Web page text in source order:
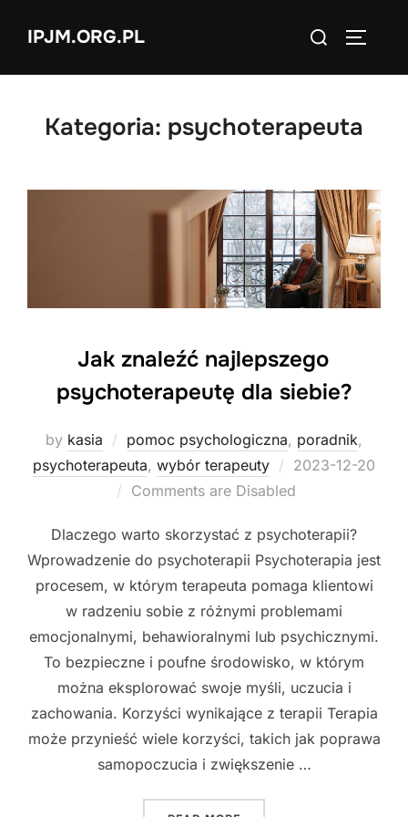
IPJM.ORG.PL
Search
Kategoria: psychoterapeuta
Jak znaleźć najlepszego
psychoterapeutę dla siebie?
by kasia pomoc psychologiczna, poradnik,
psychoterapeuta, wybór terapeuty
Posted
on
2023-12-20
Comments are Disabled
Dlaczego warto skorzystać z psychoterapii?
Wprowadzenie do psychoterapii Psychoterapia jest
procesem, w którym terapeuta pomaga klientowi
w radzeniu sobie z różnymi problemami
emocjonalnymi, behawioralnymi lub psychicznymi.
To bezpieczne i poufne środowisko, w którym
można eksplorować swoje myśli, uczucia i
zachowania. Korzyści wynikające z terapii Terapia
może przynieść wiele korzyści, takich jak poprawa
samopoczucia i zwiększenie …